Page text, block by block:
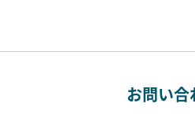
お問い合